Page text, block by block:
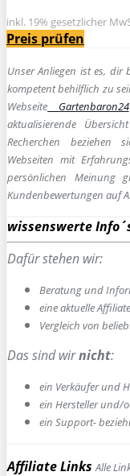
inkl. 19% gesetzlicher
Preis prüfen
Unser Anliegen ist es, dir
kompetent behilflich zu
Webseite Gartenbaron24
aktualisierende
Recherchen beziehen
Webseiten mit
persönlichen Meinung
Kundenbewertungen auf
wissenswerte
Dafür stehen wir:
Beratung und
eine aktuelle
Vergleich von
Das sind wirnicht:
ein Verkäufer und
ein Hersteller und/
ein Support-
Affiliate Links Alle